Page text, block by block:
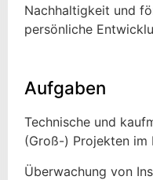
Nachhaltigkeit und
persönliche
Aufgaben
Technische und
(Groß-) Projekten im
Überwachung von